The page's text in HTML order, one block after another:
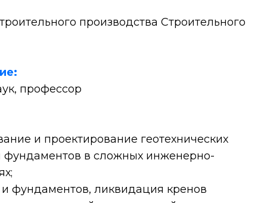
производства Строительного
профессор
и проектирование геотехнических
фундаментов в сложных инженерно-
фундаментов, ликвидация кренов